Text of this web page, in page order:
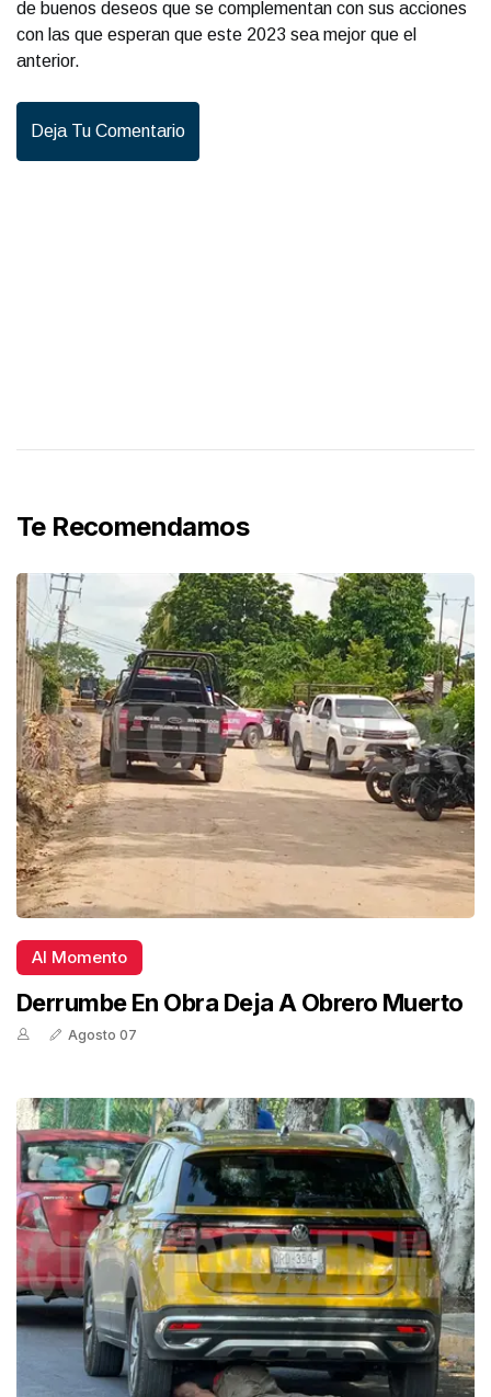
de buenos deseos que se complementan con sus acciones
con las que esperan que este 2023 sea mejor que el
anterior.
Deja Tu Comentario
Te Recomendamos
Al Momento
Derrumbe En Obra Deja A Obrero Muerto
Agosto 07